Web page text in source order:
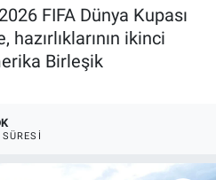
FIFA Dünya Kupası
ikinci
Birleşik